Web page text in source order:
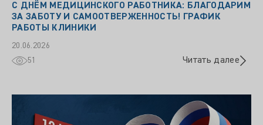
С ДНЁМ МЕДИЦИНСКОГО РАБОТНИКА: БЛАГОДАРИМ
ЗА ЗАБОТУ И САМООТВЕРЖЕННОСТЬ! ГРАФИК
РАБОТЫ КЛИНИКИ
20.06.2026
51
Читать далее